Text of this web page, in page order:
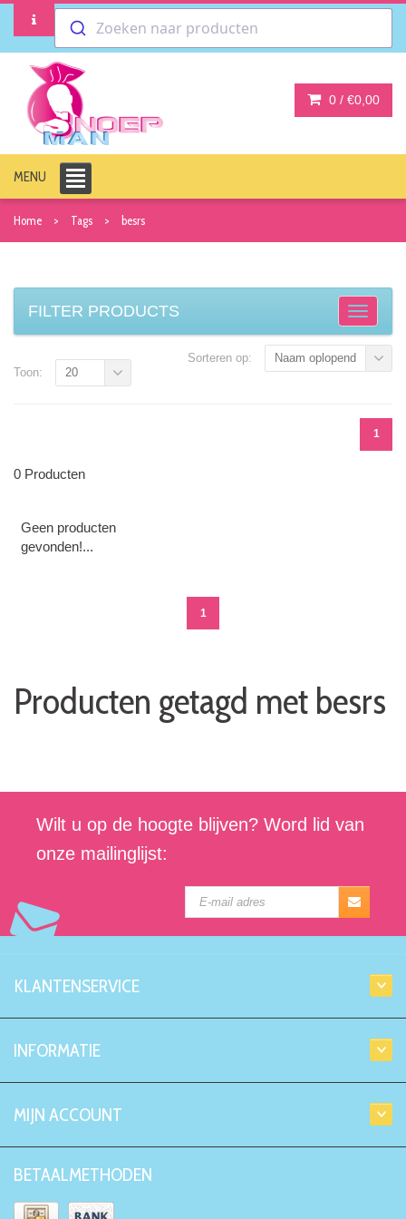
Zoeken naar producten
0 / €0,00
MENU
Home Tags besrs
FILTER PRODUCTS
Sorteren op: Naam oplopend
1
Toon: 20
0 Producten
Geen producten
gevonden!...
1
Producten getagd met besrs
Wilt u op de hoogte blijven? Word lid van
onze mailinglijst:
KLANTENSERVICE
INFORMATIE
MIJN ACCOUNT
BETAALMETHODEN